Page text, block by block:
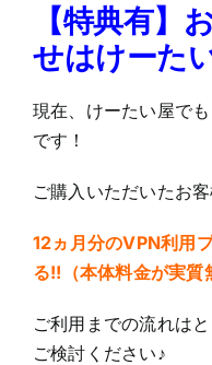
【特典有】
せはけーた
現在、けーたい屋で
です！
ご購入いただいたお
12ヵ月分のVPN利用
る!!（本体料金が実質
ご利用までの流れは
ご検討ください♪